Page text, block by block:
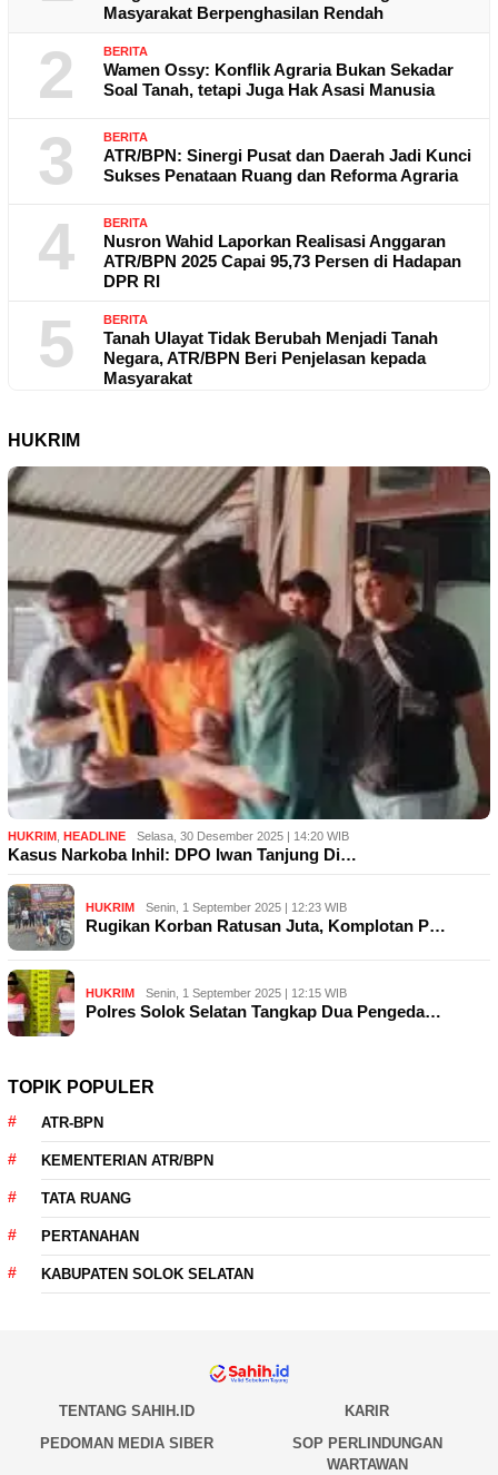
Masyarakat Berpenghasilan Rendah
2 BERITA
Wamen Ossy: Konflik Agraria Bukan Sekadar
Soal Tanah, tetapi Juga Hak Asasi Manusia
3 BERITA
ATR/BPN: Sinergi Pusat dan Daerah Jadi Kunci
Sukses Penataan Ruang dan Reforma Agraria
4 BERITA
Nusron Wahid Laporkan Realisasi Anggaran
ATR/BPN 2025 Capai 95,73 Persen di Hadapan
DPR RI
5 BERITA
Tanah Ulayat Tidak Berubah Menjadi Tanah
Negara, ATR/BPN Beri Penjelasan kepada
Masyarakat
HUKRIM
HUKRIM HEADLINE Selasa, 30 Desember 2025 | 14:20 WIB
Kasus Narkoba Inhil: DPO Iwan Tanjung Di…
HUKRIM Senin, 1 September 2025 | 12:23 WIB
Rugikan Korban Ratusan Juta, Komplotan P…
HUKRIM Senin, 1 September 2025 | 12:15 WIB
Polres Solok Selatan Tangkap Dua Pengeda…
TOPIK POPULER
ATR-BPN
KEMENTERIAN ATR/BPN
TATA RUANG
PERTANAHAN
KABUPATEN SOLOK SELATAN
TENTANG SAHIH.ID
KARIR
PEDOMAN MEDIA SIBER
SOP PERLINDUNGAN
WARTAWAN